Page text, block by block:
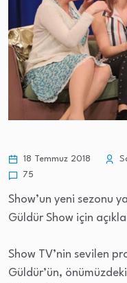
18 Temmuz 2018
75
Show’un yeni sezonu
Güldür Show için
Show TV’nin sevilen
Güldür’ün,